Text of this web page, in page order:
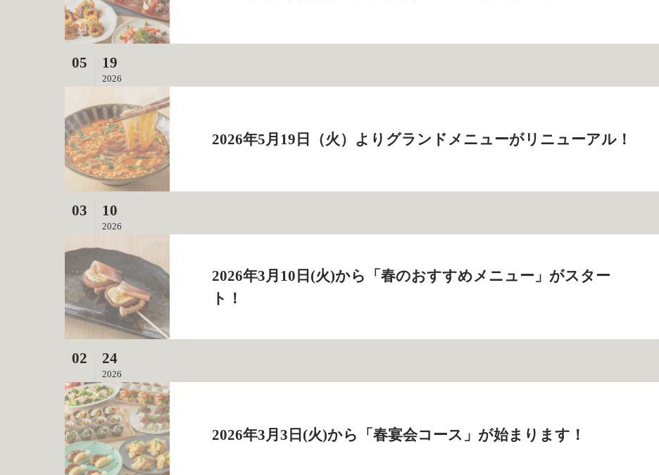
05 19
2026
2026年5月19日（火）よりグランドメニューがリニューアル！
03 10
2026
2026年3月10日(火)から「春のおすすめメニュー」がスター
ト！
02 24
2026
2026年3月3日(火)から「春宴会コース」が始まります！